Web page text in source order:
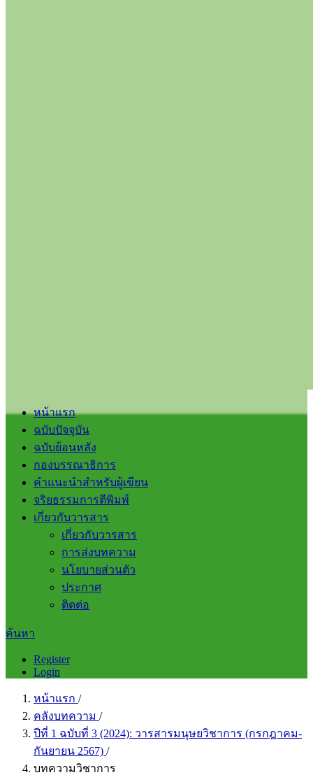
หน้าแรก
ฉบับปัจจุบัน
ฉบับย้อนหลัง
กองบรรณาธิการ
คำแนะนำสำหรับผู้เขียน
จริยธรรมการตีพิมพ์
เกี่ยวกับวารสาร
เกี่ยวกับวารสาร
การส่งบทความ
นโยบายส่วนตัว
ประกาศ
ติดต่อ
ค้นหา
Register
Login
หน้าแรก /
คลังบทความ /
ปีที่ 1 ฉบับที่ 3 (2024): วารสารมนุษยวิชาการ (กรกฎาคม-
กันยายน 2567) /
บทความวิชาการ